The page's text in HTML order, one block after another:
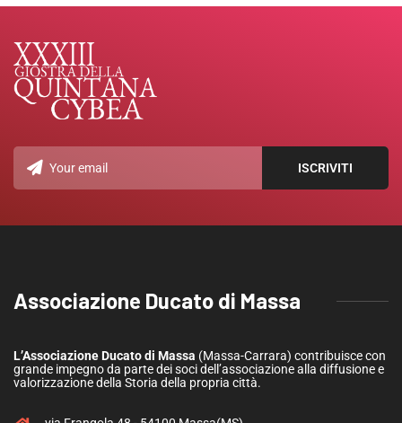
Associazione Ducato di Massa
L’Associazione Ducato di Massa (Massa-Carrara) contribuisce con
grande impegno da parte dei soci dell’associazione alla diffusione e
valorizzazione della Storia della propria città.